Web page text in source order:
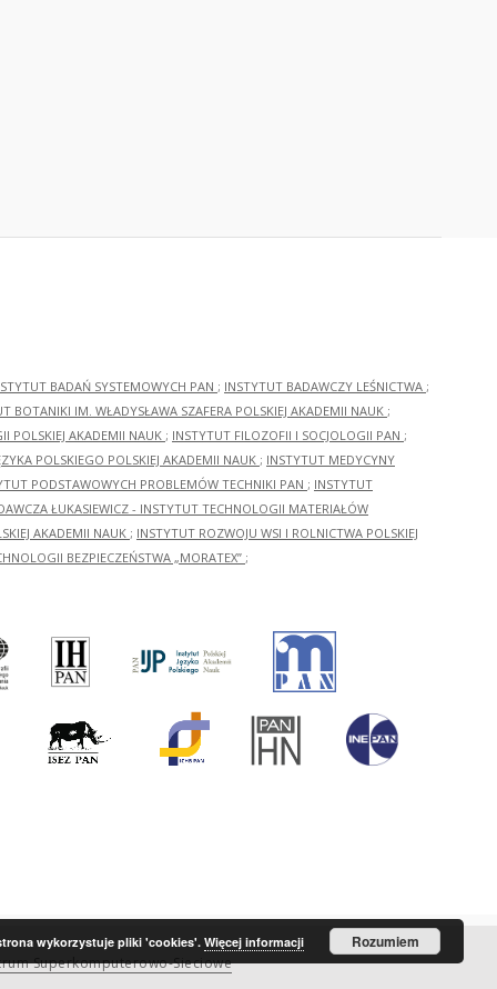
BADAŃ SYSTEMOWYCH PAN ; INSTYTUT BADAWCZY LEŚNICTWA ;
BOTANIKI IM. WŁADYSŁAWA SZAFERA POLSKIEJ AKADEMII NAUK ;
POLSKIEJ AKADEMII NAUK ; INSTYTUT FILOZOFII I SOCJOLOGII PAN ;
POLSKIEGO POLSKIEJ AKADEMII NAUK ; INSTYTUT MEDYCYNY
PODSTAWOWYCH PROBLEMÓW TECHNIKI PAN ; INSTYTUT
ŁUKASIEWICZ - INSTYTUT TECHNOLOGII MATERIAŁÓW
AKADEMII NAUK ; INSTYTUT ROZWOJU WSI I ROLNICTWA POLSKIEJ
BEZPIECZEŃSTWA „MORATEX” ;
Superkomputerowo-Sieciowe
wykorzystuje pliki 'cookies'.Więcej informacji Rozumiem